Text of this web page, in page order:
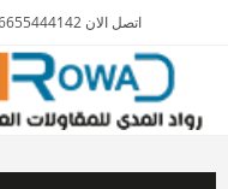
اتصل الان 0096655444142